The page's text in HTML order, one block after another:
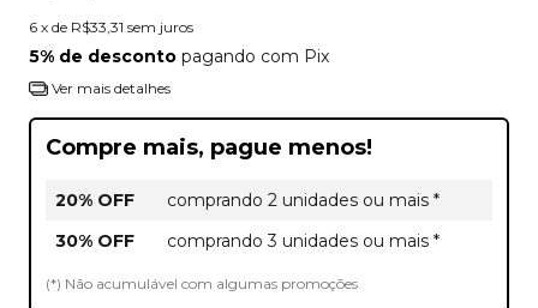
6 x de R$33,31 sem juros
5% de desconto pagando com Pix
Ver mais detalhes
Compre mais, pague menos!
20% OFF
comprando 2 unidades ou mais *
30% OFF
comprando 3 unidades ou mais *
(*) Não acumulável com algumas promoções